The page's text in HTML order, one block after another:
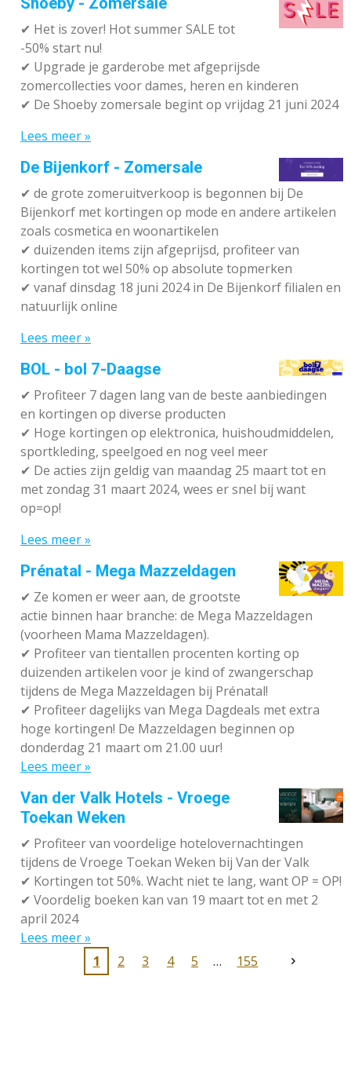
✔ Het is zover! Hot summer SALE tot
-50% start nu!
✔ Upgrade je garderobe met afgeprijsde
zomercollecties voor dames, heren en kinderen
✔ De Shoeby zomersale begint op vrijdag 21 juni 2024
Lees meer »
De Bijenkorf - Zomersale
✔ de grote zomeruitverkoop is begonnen bij De
Bijenkorf met kortingen op mode en andere artikelen
zoals cosmetica en woonartikelen
✔ duizenden items zijn afgeprijsd, profiteer van
kortingen tot wel 50% op absolute topmerken
✔ vanaf dinsdag 18 juni 2024 in De Bijenkorf filialen en
natuurlijk online
Lees meer »
BOL - bol 7-Daagse
✔ Profiteer 7 dagen lang van de beste aanbiedingen
en kortingen op diverse producten
✔ Hoge kortingen op elektronica, huishoudmiddelen,
sportkleding, speelgoed en nog veel meer
✔ De acties zijn geldig van maandag 25 maart tot en
met zondag 31 maart 2024, wees er snel bij want
op=op!
Lees meer »
Prénatal - Mega Mazzeldagen
✔ Ze komen er weer aan, de grootste
actie binnen haar branche: de Mega Mazzeldagen
(voorheen Mama Mazzeldagen).
✔ Profiteer van tientallen procenten korting op
duizenden artikelen voor je kind of zwangerschap
tijdens de Mega Mazzeldagen bij Prénatal!
✔ Profiteer dagelijks van Mega Dagdeals met extra
hoge kortingen! De Mazzeldagen beginnen op
donderdag 21 maart om 21.00 uur!
Lees meer »
Van der Valk Hotels - Vroege
Toekan Weken
✔ Profiteer van voordelige hotelovernachtingen
tijdens de Vroege Toekan Weken bij Van der Valk
✔ Kortingen tot 50%. Wacht niet te lang, want OP = OP!
✔ Voordelig boeken kan van 19 maart tot en met 2
april 2024
Lees meer »
1
2 3 4 5 155